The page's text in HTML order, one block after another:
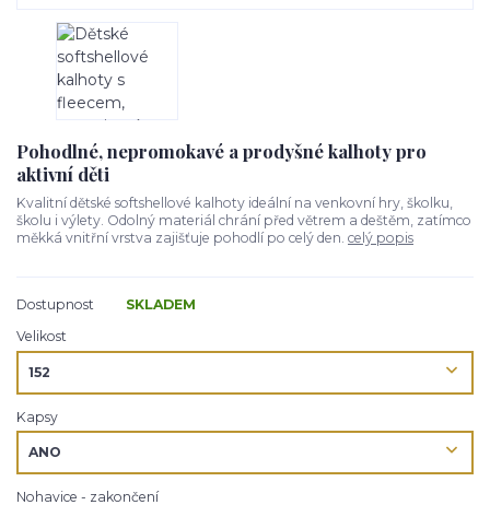
Pohodlné, nepromokavé a prodyšné kalhoty pro
aktivní děti
Kvalitní dětské softshellové kalhoty ideální na venkovní hry, školku,
školu i výlety. Odolný materiál chrání před větrem a deštěm, zatímco
měkká vnitřní vrstva zajišťuje pohodlí po celý den. celý popis
Dostupnost
SKLADEM
Velikost
Kapsy
Nohavice - zakončení